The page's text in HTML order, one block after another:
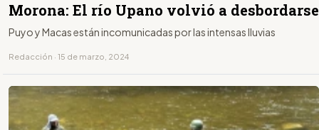
Morona: El río Upano volvió a desbordarse
Puyo y Macas están incomunicadas por las intensas lluvias
Redacción · 15 de marzo, 2024